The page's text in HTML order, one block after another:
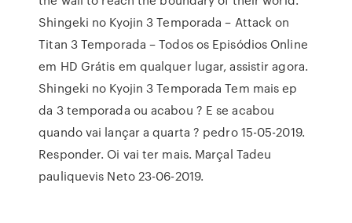
Shingeki no Kyojin 3 Temporada – Attack on
Titan 3 Temporada – Todos os Episódios Online
em HD Grátis em qualquer lugar, assistir agora.
Shingeki no Kyojin 3 Temporada Tem mais ep
da 3 temporada ou acabou ? E se acabou
quando vai lançar a quarta ? pedro 15-05-2019.
Responder. Oi vai ter mais. Marçal Tadeu
pauliquevis Neto 23-06-2019.